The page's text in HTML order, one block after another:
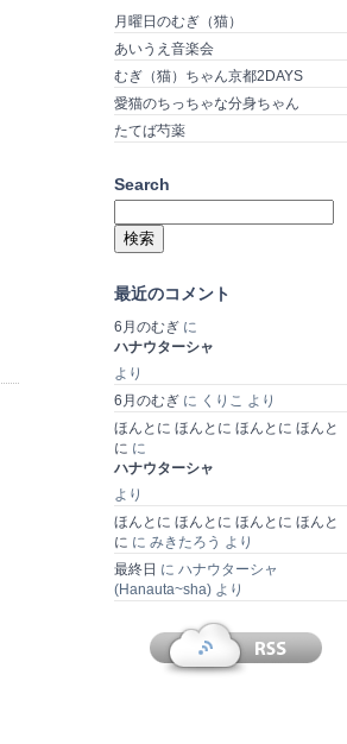
月曜日のむぎ（猫）
あいうえ音楽会
むぎ（猫）ちゃん京都2DAYS
愛猫のちっちゃな分身ちゃん
たてば芍薬
Search
索:
最近のコメント
6月のむぎ に
ハナウターシャ
より
6月のむぎ に くりこ より
ほんとに ほんとに ほんとに ほんと
に に
ハナウターシャ
より
ほんとに ほんとに ほんとに ほんと
に に みきたろう より
最終日 に ハナウターシャ
(Hanauta~sha) より